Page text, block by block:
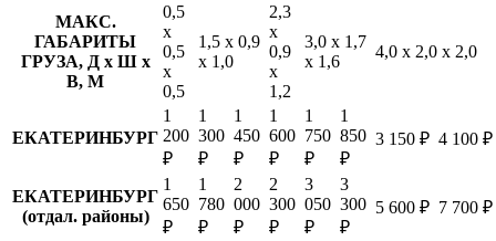
МАКС.
ГАБАРИТЫ
ГРУЗА, Д х Ш х
В, М
0,5
х
0,5
х
0,5
1,5 х 0,9
х 1,0
2,3
х
0,9
х
1,2
3,0 х 1,7
х 1,6
4,0 х 2,0 х 2,0
ЕКАТЕРИНБУРГ
1
200
₽
1
300
₽
1
450
₽
1
600
₽
1
750
₽
1
850
₽
3 150 ₽ 4 100 ₽
ЕКАТЕРИНБУРГ
(отдал. районы)
1
650
₽
1
780
₽
2
000
₽
2
300
₽
3
050
₽
3
300
₽
5 600 ₽ 7 700 ₽